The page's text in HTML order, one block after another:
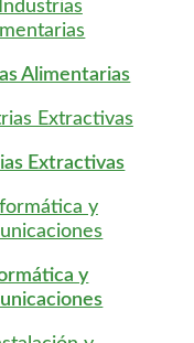
Alimentarias
Extractivas
y